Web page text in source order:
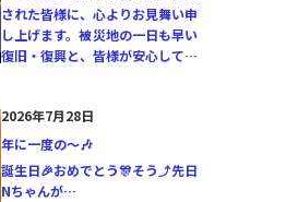
された皆様に、心よりお見舞い申
し上げます。被災地の一日も早い
復旧・復興と、皆様が安心して…
2026年7月28日
年に一度の〜🎶
誕生日🎉おめでとう🎊そう⤴️先日
Nちゃんが…